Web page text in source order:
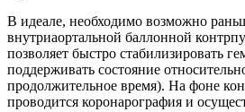
В идеале, необходимо возможно
внутриаортальной баллонной
позволяет быстро стабилизировать
поддерживать состояние
продолжительное время). На фоне
проводится коронарография и